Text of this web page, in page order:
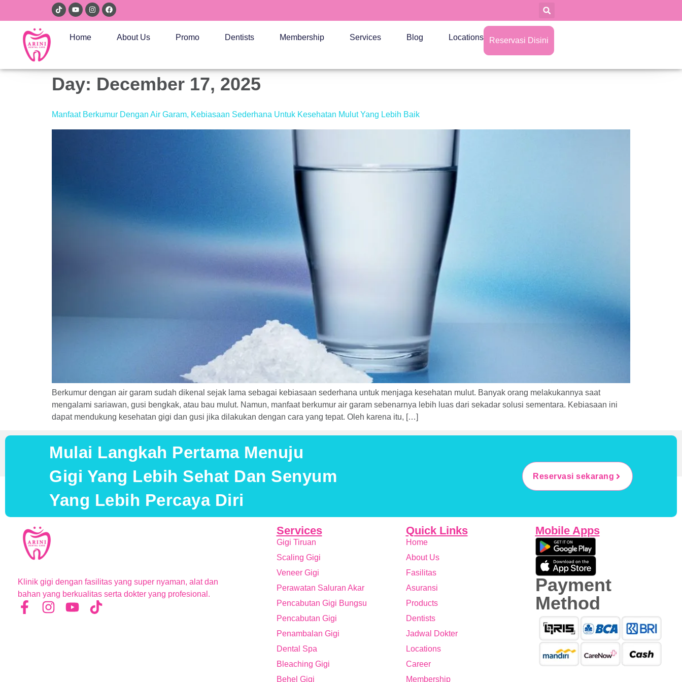
Home About Us Promo Dentists Membership Services Blog Locations Reservasi Disini
Day: December 17, 2025
Manfaat Berkumur Dengan Air Garam, Kebiasaan Sederhana Untuk Kesehatan Mulut Yang Lebih Baik
Berkumur dengan air garam sudah dikenal sejak lama sebagai kebiasaan sederhana untuk menjaga kesehatan mulut. Banyak orang melakukannya saat
mengalami sariawan, gusi bengkak, atau bau mulut. Namun, manfaat berkumur air garam sebenarnya lebih luas dari sekadar solusi sementara. Kebiasaan ini
dapat mendukung kesehatan gigi dan gusi jika dilakukan dengan cara yang tepat. Oleh karena itu, […]
Mulai Langkah Pertama Menuju
Gigi Yang Lebih Sehat Dan Senyum
Yang Lebih Percaya Diri
Reservasi sekarang
Klinik gigi dengan fasilitas yang super nyaman, alat dan
bahan yang berkualitas serta dokter yang profesional.
Services
Gigi Tiruan
Scaling Gigi
Veneer Gigi
Perawatan Saluran Akar
Pencabutan Gigi Bungsu
Pencabutan Gigi
Penambalan Gigi
Dental Spa
Bleaching Gigi
Behel Gigi
Quick Links
Home
About Us
Fasilitas
Asuransi
Products
Dentists
Jadwal Dokter
Locations
Career
Membership
Mobile Apps
Payment
Method